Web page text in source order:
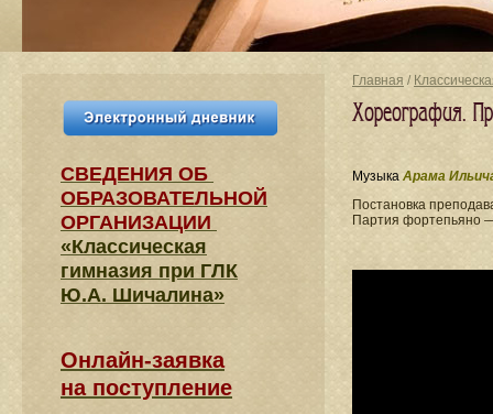
Главная /
Хореография.
Музыка Арама
Постановка
Партия фортепьяно
СВЕДЕНИЯ​ ОБ
ОБРАЗОВАТЕЛЬНОЙ
ОРГАНИЗАЦИИ
«Классическая
гимназия при ГЛК
Ю.А. Шичалина»
Онлайн-заявка
на поступление